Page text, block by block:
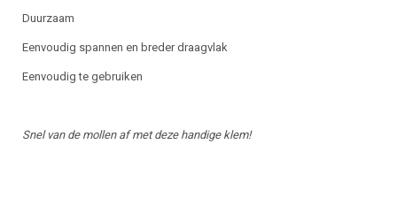
Duurzaam
Eenvoudig spannen en breder draagvlak
Eenvoudig te gebruiken
Snel van de mollen af met deze handige klem!